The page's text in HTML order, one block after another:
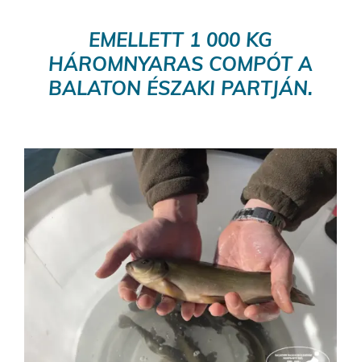
EMELLETT 1 000 KG
HÁROMNYARAS COMPÓT A
BALATON ÉSZAKI PARTJÁN.